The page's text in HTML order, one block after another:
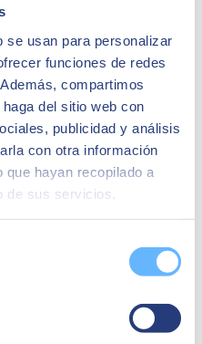
se usan para personalizar
funciones de redes
compartimos
del sitio web con
publicidad y análisis
con otra información
hayan recopilado a
de sus servicios.
por José María Saldaña
la empresa inteligente vía
(Responsable de logística
Caballero (s/4 Conversion
Reset por Carmén Pradas
y Luís Álvarez (Responsible
la gestión del servicio técnico
(IT Project Manager en
de solucioens CX en